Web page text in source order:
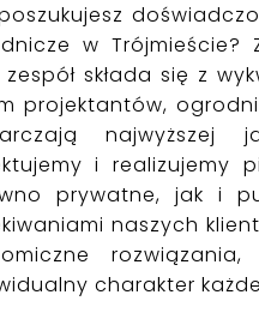
w Trójmieście?
zespół składa się z
projektantów,
najwyższej
i realizujemy
prywatne, jak i
naszych
charakter